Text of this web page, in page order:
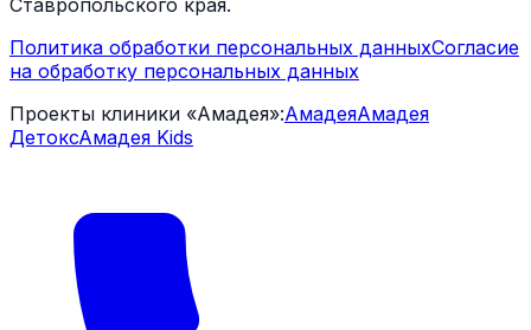
Ставропольского края.
Политика обработки персональных данныхСогласие
на обработку персональных данных
Проекты клиники «Амадея»:АмадеяАмадея
ДетоксАмадея Kids